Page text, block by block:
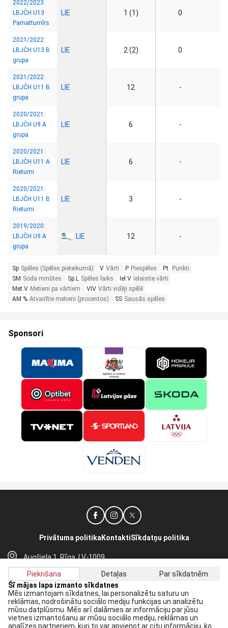
2022/2023:
LBJČH U13
Pamatturnīrs
LIE 1 (1) 0
2021/2022:
LBJČH U13 B
grupa
LIE 2 (2) 0
2021/2022:
LBJČH U11 B
grupa
LIE 12 -
2020/2021:
LBJČH U9 A
grupa
LIE 6 -
2020/2021:
LBJČH U11 A
Rietumi
LIE 6 -
2020/2021:
LBJČH U11 B
Rietumi
LIE 3 -
2019/2020:
LBJČH U9 A
grupa
LIE 12 -
Sp Spēles (Spēles pieteikumā) V Vārti P Piespēles Pt. Punkti
SM Soda minūtes Sp.L Spēles laiks Iel.V Ielaistie vārti
Met.V Metieni pa vārtiem VIV Vārti vidēji spēlē
AM % Atvairītie metieni (procentos) SS Sausās spēles
Sponsori
Augšiela 1, Rīga, LV-1009
lhf@lhf.lv
+371 67565614
Privātuma politika KontaktiSīkdatņu politika
Saņem jaunākās ziņas savā E-pastā:
Pieteikties
Piekrišana Detaļas
Par sīkdatnēm
Šī mājas lapa izmanto sīkdatnes
Mēs izmantojam sīkdatnes, lai personalizētu saturu un
reklāmas, nodrošinātu sociālo mediju funkcijas un analizētu
mūsu datplūsmu. Mēs arī dalāmies ar informāciju par jūsu
vietnes izmantošanu ar mūsu sociālo mediju, reklāmas un
analīzes partneriem, kuri to var apvienot ar citu informāciju, ko